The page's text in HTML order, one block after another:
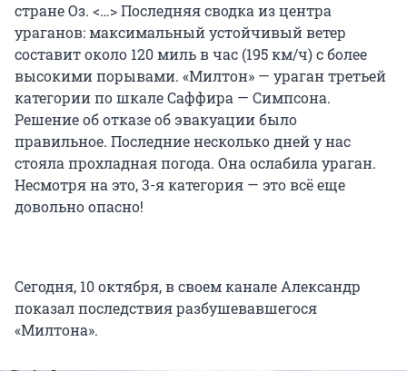
стране Оз. <…> Последняя сводка из центра
ураганов: максимальный устойчивый ветер
составит около 120 миль в час (195 км/ч) с более
высокими порывами. «Милтон» — ураган третьей
категории по шкале Саффира — Симпсона.
Решение об отказе об эвакуации было
правильное. Последние несколько дней у нас
стояла прохладная погода. Она ослабила ураган.
Несмотря на это, 3-я категория — это всё еще
довольно опасно!
Сегодня, 10 октября, в своем канале Александр
показал последствия разбушевавшегося
«Милтона».